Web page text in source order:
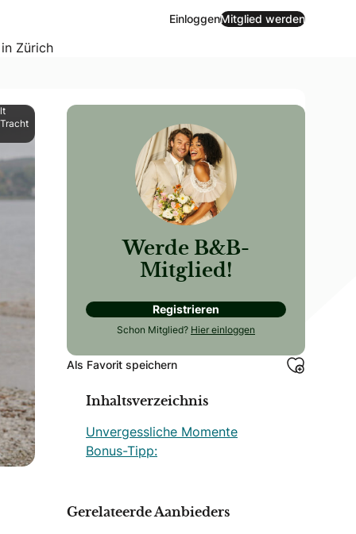
EinloggenMitglied werden
Zürich
frisch Vermählten erzählen, was sie
Werde B&B-
Mitglied!
Registrieren
Schon Mitglied? Hier einloggen
Als Favorit speichern
Inhaltsverzeichnis
Unvergessliche Momente
Bonus-Tipp:
Gerelateerde Aanbieders